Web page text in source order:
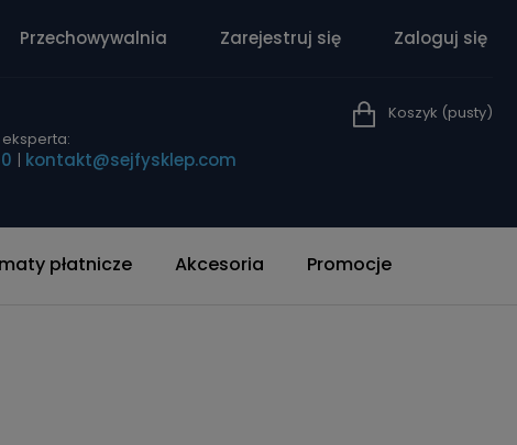
Przechowywalnia Zarejestruj się Zaloguj się
| kontakt@sejfysklep.com
Koszyk (pusty)
płatnicze Akcesoria Promocje